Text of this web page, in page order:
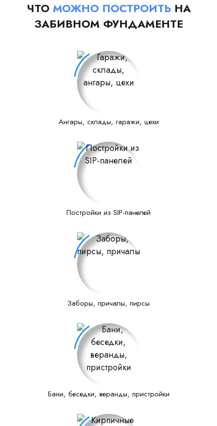
ЧТО МОЖНО ПОСТРОИТЬНА
ЗАБИВНОМ ФУНДАМЕНТЕ
Ангары, склады, гаражи, цехи
Постройки из SIP-панелей
Заборы, причалы, пирсы
Бани, беседки, веранды, пристройки